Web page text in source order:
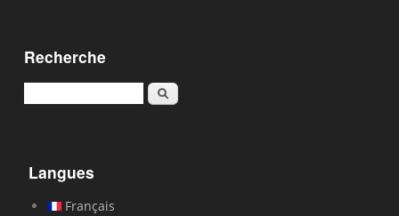
Recherche
Rechercher
Langues
Français